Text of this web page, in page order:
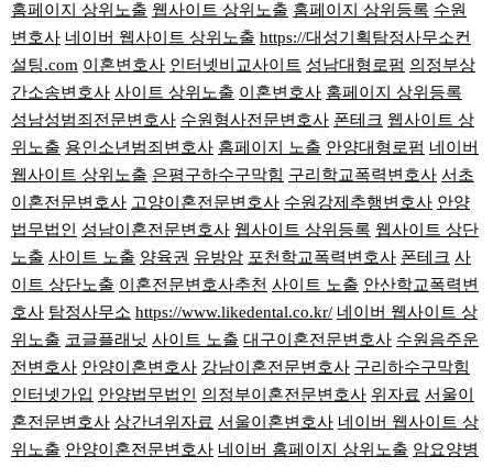
홈페이지 상위노출 웹사이트 상위노출 홈페이지 상위등록 수원
변호사 네이버 웹사이트 상위노출 https://대성기획탐정사무소컨
설팅.com 이혼변호사 인터넷비교사이트 성남대형로펌 의정부상
간소송변호사 사이트 상위노출 이혼변호사 홈페이지 상위등록
성남성범죄전문변호사 수원형사전문변호사 폰테크 웹사이트 상
위노출 용인소년범죄변호사 홈페이지 노출 안양대형로펌 네이버
웹사이트 상위노출 은평구하수구막힘 구리학교폭력변호사 서초
이혼전문변호사 고양이혼전문변호사 수원강제추행변호사 안양
법무법인
성남이혼전문변호사 웹사이트 상위등록 웹사이트 상단
노출 사이트 노출 양육권 유방암 포천학교폭력변호사 폰테크 사
이트 상단노출 이혼전문변호사추천 사이트 노출 안산학교폭력변
호사 탐정사무소 https://www.likedental.co.kr/ 네이버 웹사이트 상
위노출 코글플래닛 사이트 노출 대구이혼전문변호사 수원음주운
전변호사 안양이혼변호사 강남이혼전문변호사 구리하수구막힘
인터넷가입 안양법무법인 의정부이혼전문변호사 위자료 서울이
혼전문변호사 상간녀위자료 서울이혼변호사 네이버 웹사이트 상
위노출 안양이혼전문변호사 네이버 홈페이지 상위노출 암요양병